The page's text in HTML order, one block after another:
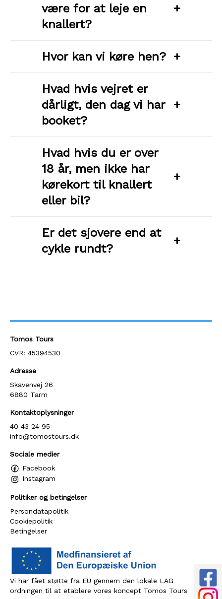
være for at leje en
knallert?
+
Hvor kan vi køre hen? +
Hvad hvis vejret er
dårligt, den dag vi har
booket?
+
Hvad hvis du er over
18 år, men ikke har
kørekort til knallert
eller bil?
+
Er det sjovere end at
cykle rundt?
+
Tomos Tours
CVR: 45394530
Adresse
Skavenvej 26
6880 Tarm
Kontaktoplysninger
40 43 24 95
info@tomostours.dk
Sociale medier
Facebook
Instagram
Politiker og betingelser
Persondatapolitik
Cookiepolitik
Betingelser
Vi har fået støtte fra EU gennem den lokale LAG
ordningen til at etablere vores koncept Tomos Tours